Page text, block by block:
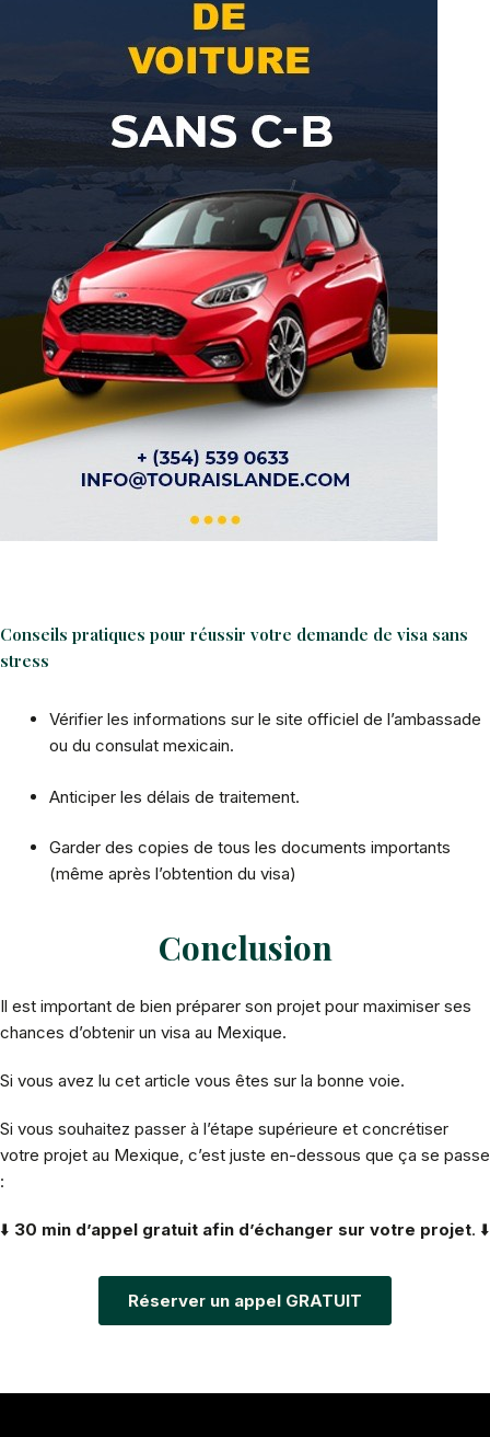
Conseils pratiques pour réussir votre demande de visa sans
stress
Vérifier les informations sur le site officiel de l’ambassade
ou du consulat mexicain.
Anticiper les délais de traitement.
Garder des copies de tous les documents importants
(même après l’obtention du visa)
Conclusion
Il est important de bien préparer son projet pour maximiser ses
chances d’obtenir un visa au Mexique.
Si vous avez lu cet article vous êtes sur la bonne voie.
Si vous souhaitez passer à l’étape supérieure et concrétiser
votre projet au Mexique, c’est juste en-dessous que ça se passe
:
⬇️ 30 min d’appel gratuit afin d’échanger sur votre projet. ⬇️
Réserver un appel GRATUIT